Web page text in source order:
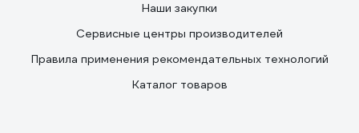
Наши закупки
Сервисные центры производителей
Правила применения рекомендательных технологий
Каталог товаров